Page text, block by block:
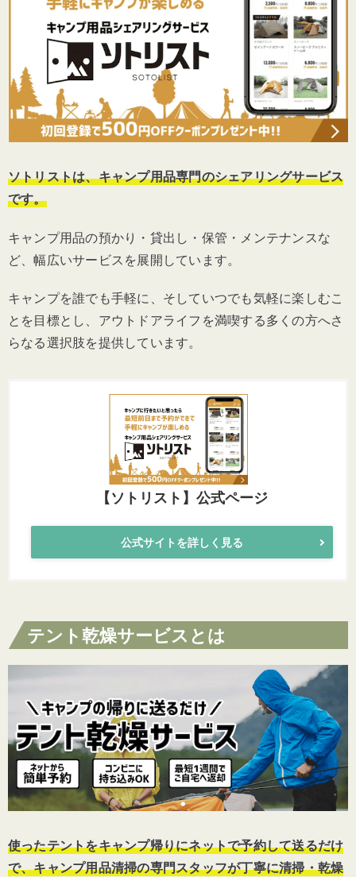
ソトリストは、キャンプ用品専門のシェアリングサービス
です。
キャンプ用品の預かり・貸出し・保管・メンテナンスな
ど、幅広いサービスを展開しています。
キャンプを誰でも手軽に、そしていつでも気軽に楽しむこ
とを目標とし、 アウトドアライフを満喫する多くの方へさ
らなる選択肢を提供しています。
【ソトリスト】公式ページ
公式サイトを詳しく見る
テント乾燥サービスとは
使ったテントをキャンプ帰りにネットで予約して送るだけ
で、キャンプ用品清掃の専門スタッフが丁寧に清掃・乾燥